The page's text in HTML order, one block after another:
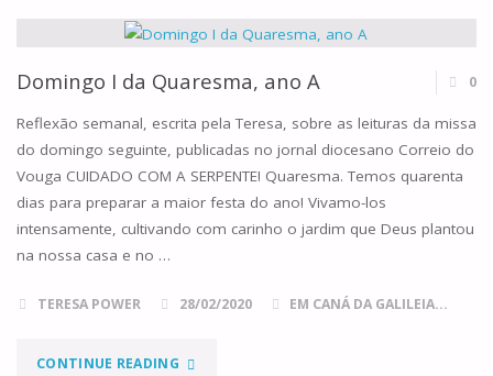
DA
ANO
A"
Domingo I da Quaresma, ano A 0
Reflexão semanal, escrita pela Teresa, sobre as leituras da missa
do domingo seguinte, publicadas no jornal diocesano Correio do
Vouga CUIDADO COM A SERPENTE! Quaresma. Temos quarenta
dias para preparar a maior festa do ano! Vivamo-los
intensamente, cultivando com carinho o jardim que Deus plantou
na nossa casa e no …
TERESA POWER 28/02/2020 EM CANÁ DA GALILEIA...
CONTINUE READING"DOMINGO